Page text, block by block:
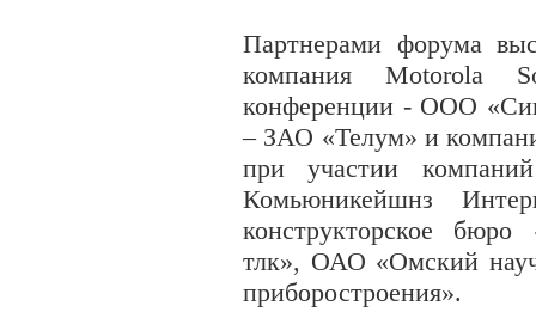
Партнерами форума
компания Motorola
конференции - ООО
– ЗАО «Телум» и
при участии
Комьюникейшнз
конструкторское
тлк», ОАО «Омский
приборостроения».